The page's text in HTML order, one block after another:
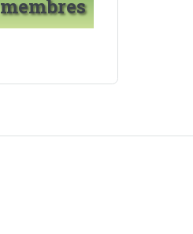
membres